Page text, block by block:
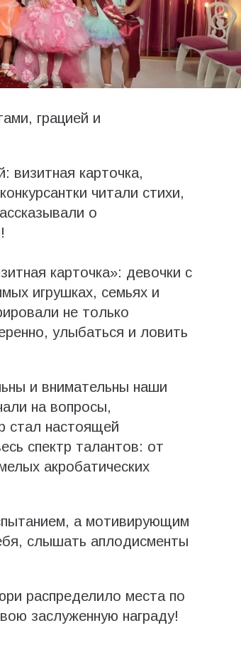
грацией и
визитная карточка,
читали стихи,
о
карточка»: девочки с
игрушках, семьях и
не только
улыбаться и ловить
и внимательны наши
на вопросы,
стал настоящей
спектр талантов: от
акробатических
а мотивирующим
слышать аплодисменты
распределило места по
заслуженную награду!